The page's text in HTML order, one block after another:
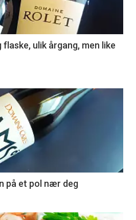
ulik årgang, men like
på et pol nær deg